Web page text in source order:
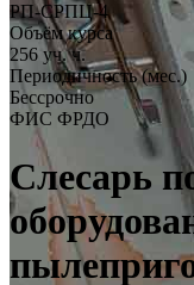
РП-СРПЦ-4
Объём курса
256 уч. ч.
Периодичность (мес.)
Бессрочно
ФИС ФРДО
Слесарь